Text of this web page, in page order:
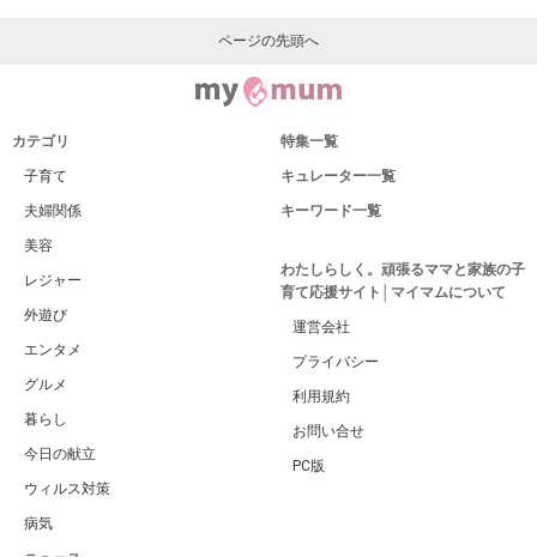
ページの先頭へ
カテゴリ
子育て
夫婦関係
美容
レジャー
外遊び
エンタメ
グルメ
暮らし
今日の献立
ウィルス対策
病気
特集一覧
キュレーター一覧
キーワード一覧
わたしらしく。頑張るママと家族の子
育て応援サイト│マイマムについて
運営会社
プライバシー
利用規約
お問い合せ
PC版